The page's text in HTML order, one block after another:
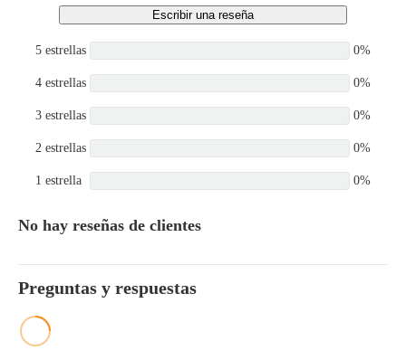
GC080VX, GC080VXBCS,
GC100VX, GC100VXBCS,
GC120SVX, GC120VX,
GC120VXPRS, GC135VX,
GC155VX, GDC135VX,
GDC155VX, GDP030VX,
GDP035VX, GDP040SVX,
GDP040VX, GDP040VX5,
GDP040VX6,
GDP045SVX5,
GDP045VX6, GDP050LX,
GDP050VX, GDP055VX,
GDP170VX,
Escribir una reseña
5 estrellas 0%
4 estrellas 0%
3 estrellas 0%
2 estrellas 0%
1 estrella 0%
No hay reseñas de clientes
Preguntas y respuestas